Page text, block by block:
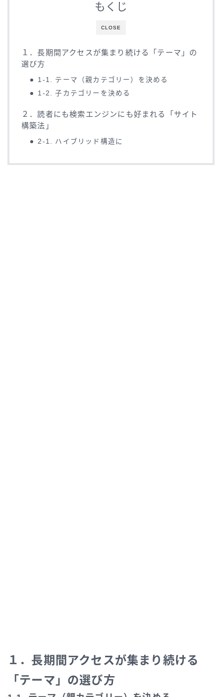
CLOSE
もくじ
１．長期間アクセスが集まり続ける「テーマ」の
選び方
1-1. テーマ（親カテゴリー）を決める
1-2. 子カテゴリーを決める
２．読者にも検索エンジンにも好まれる「サイト
構築法」
2-1. ハイブリッド構造に
１．長期間アクセスが集まり続ける
「テーマ」の選び方